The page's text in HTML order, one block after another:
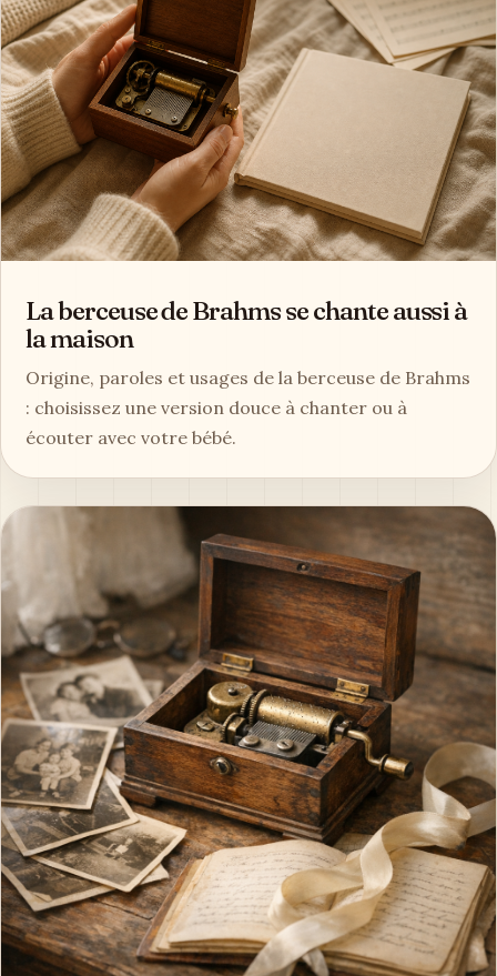
La berceuse de Brahms se chante aussi à
la maison
Origine, paroles et usages de la berceuse de Brahms
: choisissez une version douce à chanter ou à
écouter avec votre bébé.